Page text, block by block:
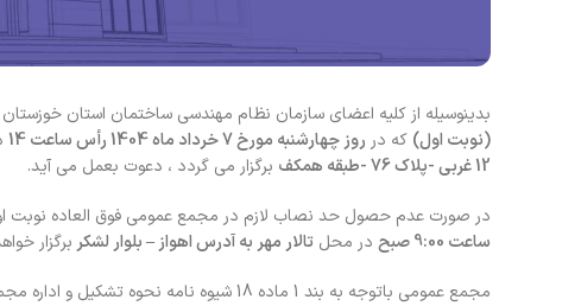
بدینوسیله از کلیه اعضای سازمان نظام مهندسی ساختمان استان
(نوبت اول) که در روز چهارشنبه مورخ 7 خرداد ماه 1404 رأس ساعت 14
12 غربی -پلاک 76 -طبقه همکف
برگزار می گردد ، دعوت بعمل می آید.
در صورت عدم حصول حد نصاب لازم در مجمع عمومی فوق العاده نوبت
ساعت 9:00 صبح
در محل تالار مهر به آدرس اهواز – بلوار لشکر برگزار
مجمع عمومی باتوجه به بند 1 ماده 18 شیوه نامه نحوه تشکیل و اداره مجمع، صرفاً با موضوعات مندرج در دستور جلسه برگزار می گردد.